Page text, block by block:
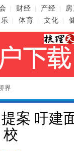
财经 产经
体育 文化
界
案 吁建
校